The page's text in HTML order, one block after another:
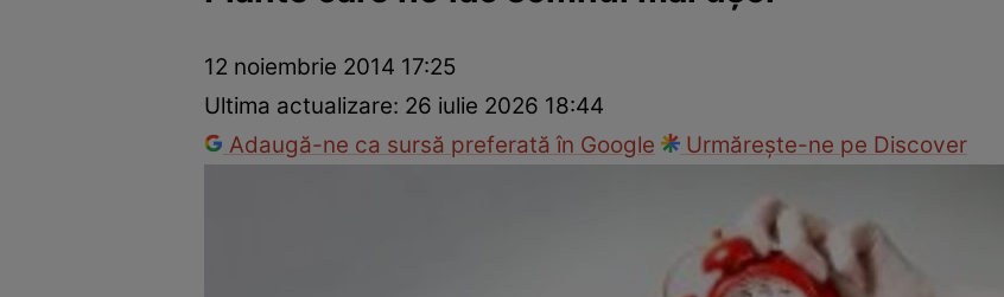
Prevenție și tratamentRemedii naturiste Medicii răspund
12 noiembrie 2014 17:25
Ultima actualizare: 26 iulie 2026 18:44
Adaugă-ne ca sursă preferată în Google
Urmărește-ne pe Discover